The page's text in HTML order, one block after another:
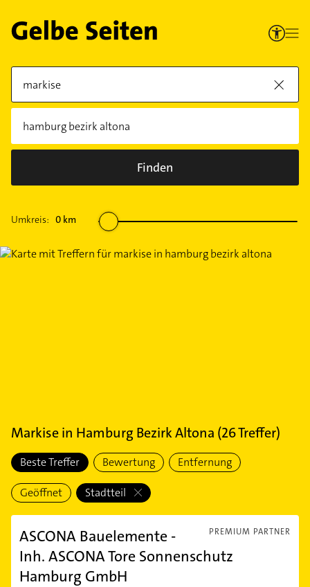
Finden
Umkreis: 0 km
Markisein Hamburg Bezirk Altona (26Treffer)
Beste Treffer Bewertung Entfernung
Geöffnet Stadtteil
PREMIUM PARTNER
ASCONA Bauelemente -
Inh. ASCONA Tore Sonnenschutz
Hamburg GmbH